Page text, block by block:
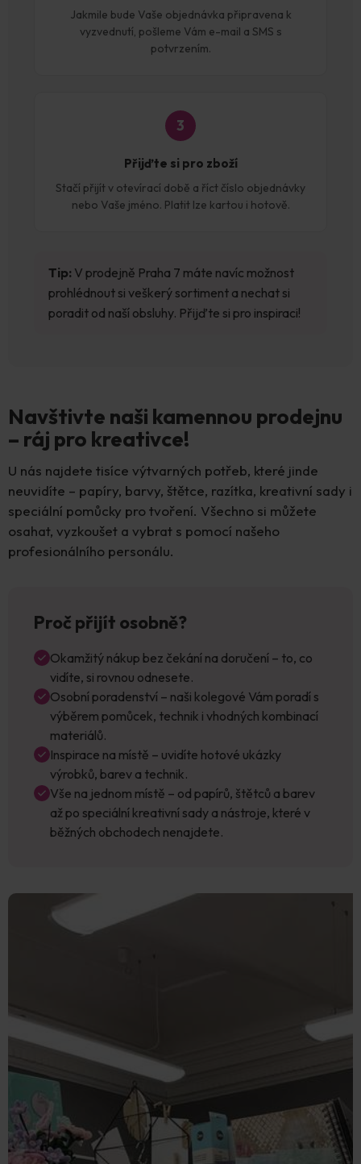
Jakmile bude Vaše objednávka připravena k
vyzvednutí, pošleme Vám e-mail a SMS s
potvrzením.
3
Přijďte si pro zboží
Stačí přijít v otevírací době a říct číslo objednávky
nebo Vaše jméno. Platit lze kartou i hotově.
Tip: V prodejně Praha 7 máte navíc možnost
prohlédnout si veškerý sortiment a nechat si
poradit od naší obsluhy. Přijďte si pro inspiraci!
Navštivte naši kamennou prodejnu
– ráj pro kreativce!
U nás najdete tisíce výtvarných potřeb, které jinde
neuvidíte – papíry, barvy, štětce, razítka, kreativní sady i
speciální pomůcky pro tvoření. Všechno si můžete
osahat, vyzkoušet a vybrat s pomocí našeho
profesionálního personálu.
Proč přijít osobně?
Okamžitý nákup bez čekání na doručení – to, co
vidíte, si rovnou odnesete.
Osobní poradenství – naši kolegové Vám poradí s
výběrem pomůcek, technik i vhodných kombinací
materiálů.
Inspirace na místě – uvidíte hotové ukázky
výrobků, barev a technik.
Vše na jednom místě – od papírů, štětců a barev
až po speciální kreativní sady a nástroje, které v
běžných obchodech nenajdete.